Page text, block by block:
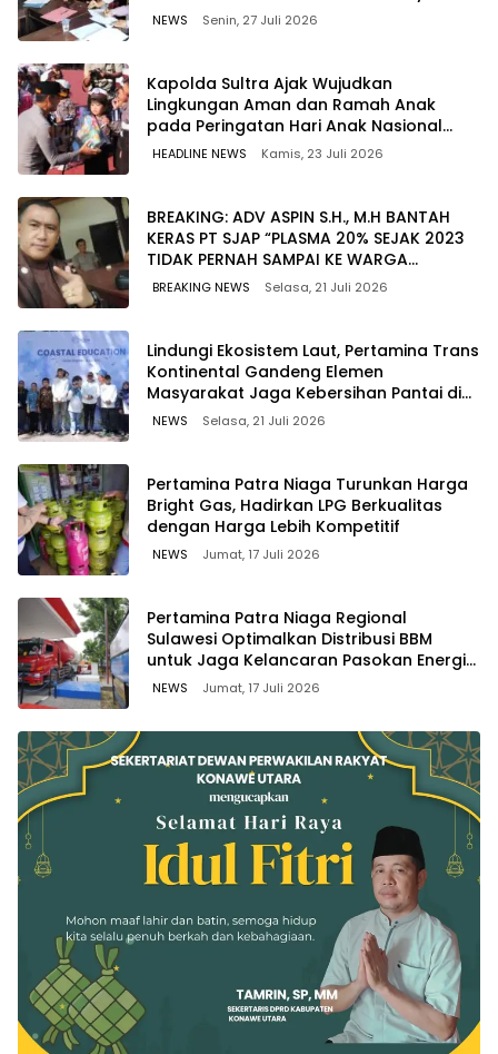
NEWS Senin, 27 Juli 2026
Kapolda Sultra Ajak Wujudkan
Lingkungan Aman dan Ramah Anak
pada Peringatan Hari Anak Nasional
2026
HEADLINE NEWS Kamis, 23 Juli 2026
BREAKING: ADV ASPIN S.H., M.H BANTAH
KERAS PT SJAP “PLASMA 20% SEJAK 2023
TIDAK PERNAH SAMPAI KE WARGA
WAWOONE!
BREAKING NEWS Selasa, 21 Juli 2026
Lindungi Ekosistem Laut, Pertamina Trans
Kontinental Gandeng Elemen
Masyarakat Jaga Kebersihan Pantai di
Bitung, Sulawesi
NEWS Selasa, 21 Juli 2026
Pertamina Patra Niaga Turunkan Harga
Bright Gas, Hadirkan LPG Berkualitas
dengan Harga Lebih Kompetitif
NEWS Jumat, 17 Juli 2026
Pertamina Patra Niaga Regional
Sulawesi Optimalkan Distribusi BBM
untuk Jaga Kelancaran Pasokan Energi
di Seluruh Wilayah Sulawesi
NEWS Jumat, 17 Juli 2026